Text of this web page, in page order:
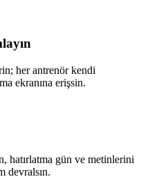
her antrenör kendi
ekranına erişsin.
hatırlatma gün ve metinlerini
devralsın.